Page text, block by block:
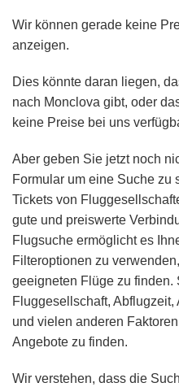
Wir können gerade keine
anzeigen.
Dies könnte daran liegen,
nach Monclova gibt, oder
keine Preise bei uns
Aber geben Sie jetzt noch
Formular um eine Suche zu
Tickets von
gute und preiswerte
Flugsuche ermöglicht es
Filteroptionen zu
geeigneten Flüge zu finden.
Fluggesellschaft,
und vielen anderen
Angebote zu finden.
Wir verstehen, dass die